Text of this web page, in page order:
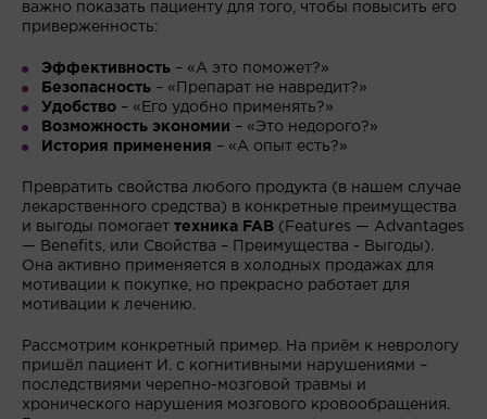
важно показать пациенту для того, чтобы повысить его
приверженность:
Эффективность – «А это поможет?»
Безопасность – «Препарат не навредит?»
Удобство – «Его удобно применять?»
Возможность экономии
– «Это недорого?»
История применения
– «А опыт есть?»
Превратить свойства любого продукта (в нашем случае
лекарственного средства) в конкретные преимущества
и выгоды помогает техника FAB (Features — Advantages
— Benefits, или Свойства – Преимущества - Выгоды).
Она активно применяется в холодных продажах для
мотивации к покупке, но прекрасно работает для
мотивации к лечению.
Рассмотрим конкретный пример. На приём к неврологу
пришёл пациент И. с когнитивными нарушениями –
последствиями черепно-мозговой травмы и
хронического нарушения мозгового кровообращения.